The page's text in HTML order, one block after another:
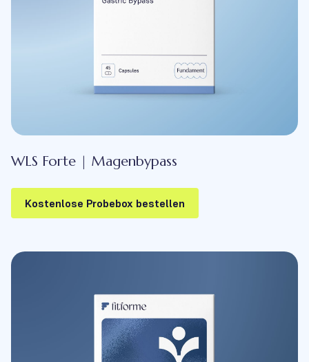
WLS Forte | Magenbypass
Kostenlose Probebox bestellen